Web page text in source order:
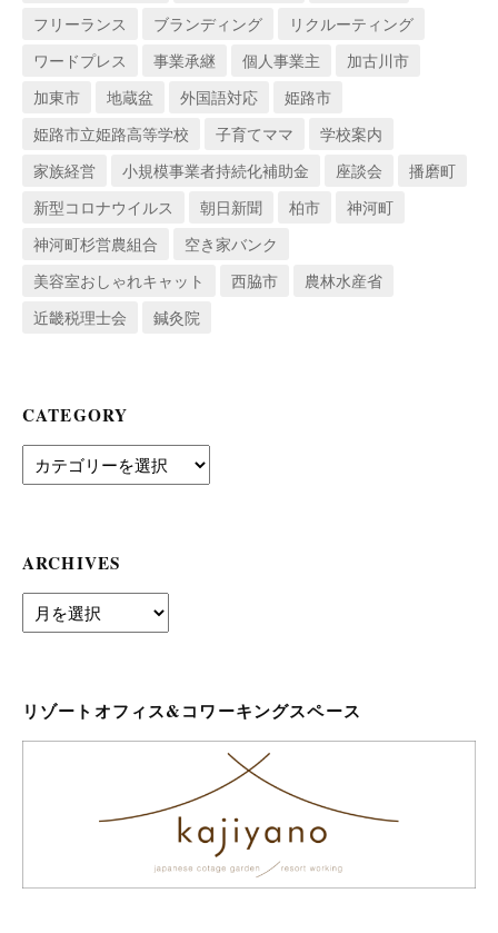
フリーランス
ブランディング
リクルーティング
ワードプレス
事業承継 個人事業主
加古川市
加東市
地蔵盆 外国語対応
姫路市
姫路市立姫路高等学校
子育てママ
学校案内
家族経営
小規模事業者持続化補助金 座談会
播磨町
新型コロナウイルス
朝日新聞 柏市
神河町
神河町杉営農組合
空き家バンク
美容室おしゃれキャット
西脇市
農林水産省
近畿税理士会
鍼灸院
CATEGORY
Category
ARCHIVES
archives
リゾートオフィス&コワーキングスペース